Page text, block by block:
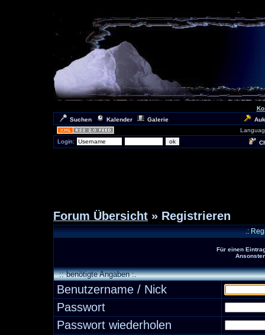
Suchen
Kalender Galerie
Login:
Forum Übersicht » Registrieren
.:
Für einen
:: benötigte Angaben :.
Benutzername / Nick
Passwort
Passwort wiederholen